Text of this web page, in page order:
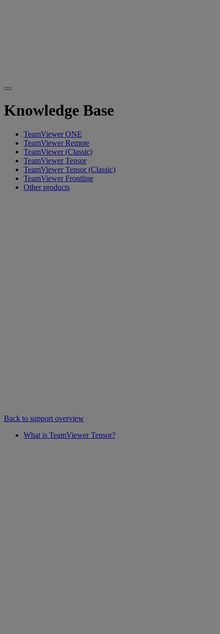
Knowledge Base
TeamViewer ONE
TeamViewer Remote
TeamViewer (Classic)
TeamViewer Tensor
TeamViewer Tensor (Classic)
TeamViewer Frontline
Other products
Back to support overview
What is TeamViewer Tensor?